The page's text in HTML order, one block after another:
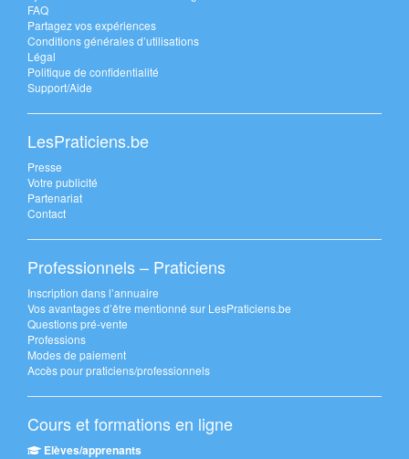
FAQ
Partagez vos expériences
Conditions générales d’utilisations
Légal
Politique de confidentialité
Support/Aide
LesPraticiens.be
Presse
Votre publicité
Partenariat
Contact
Professionnels – Praticiens
Inscription dans l’annuaire
Vos avantages d’être mentionné sur LesPraticiens.be
Questions pré-vente
Professions
Modes de paiement
Accès pour praticiens/professionnels
Cours et formations en ligne
Elèves/apprenants